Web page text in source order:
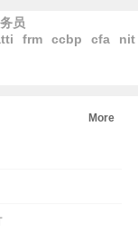
员
frm ccbp cfa
nit
More